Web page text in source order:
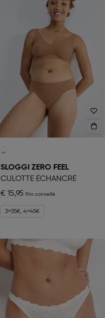
SLOGGI ZERO FEEL
CULOTTE ÉCHANCRÉ
€ 15,95
3=35€, 4=45€